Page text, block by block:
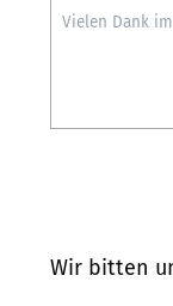
Wir bitten